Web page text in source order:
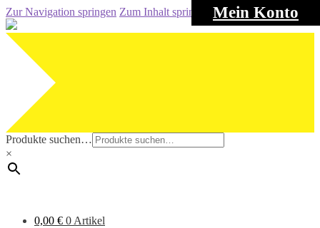
Mein Konto
Zur Navigation springen Zum Inhalt springen
Produkte suchen…
×
0,00 € 0 Artikel